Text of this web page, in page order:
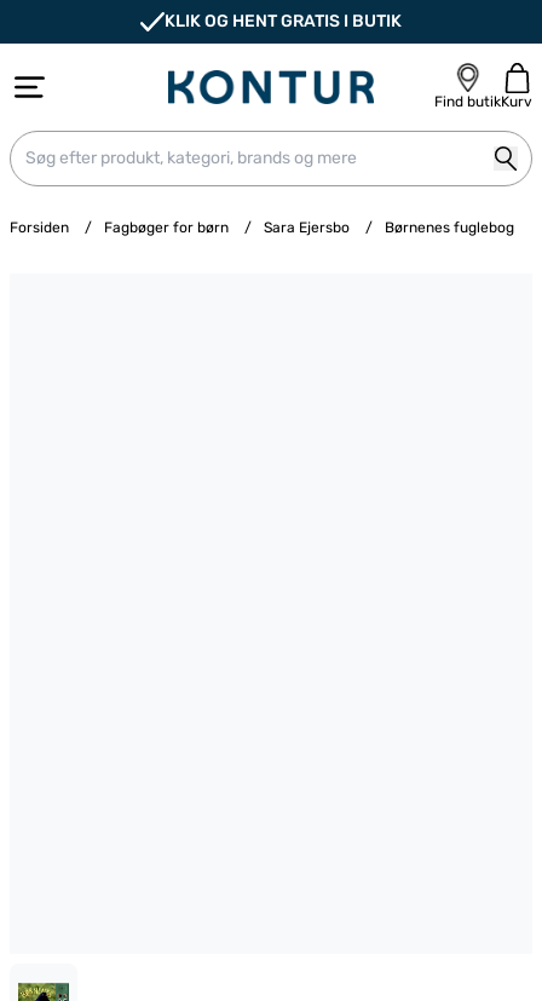
KLIK OG HENT GRATIS I BUTIK
Find butikKurv
Forsiden / Fagbøger for børn / Sara Ejersbo / Børnenes fuglebog